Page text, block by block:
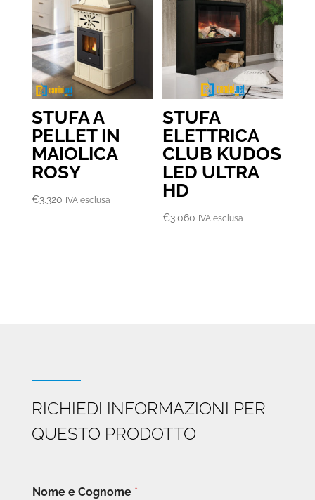
€1.470
a
€1.630
STUFA A
PELLET IN
MAIOLICA
ROSY
€3.320 IVA esclusa
STUFA
ELETTRICA
CLUB KUDOS
LED ULTRA
HD
€3.060 IVA esclusa
RICHIEDI INFORMAZIONI PER
QUESTO PRODOTTO
Nome e Cognome *